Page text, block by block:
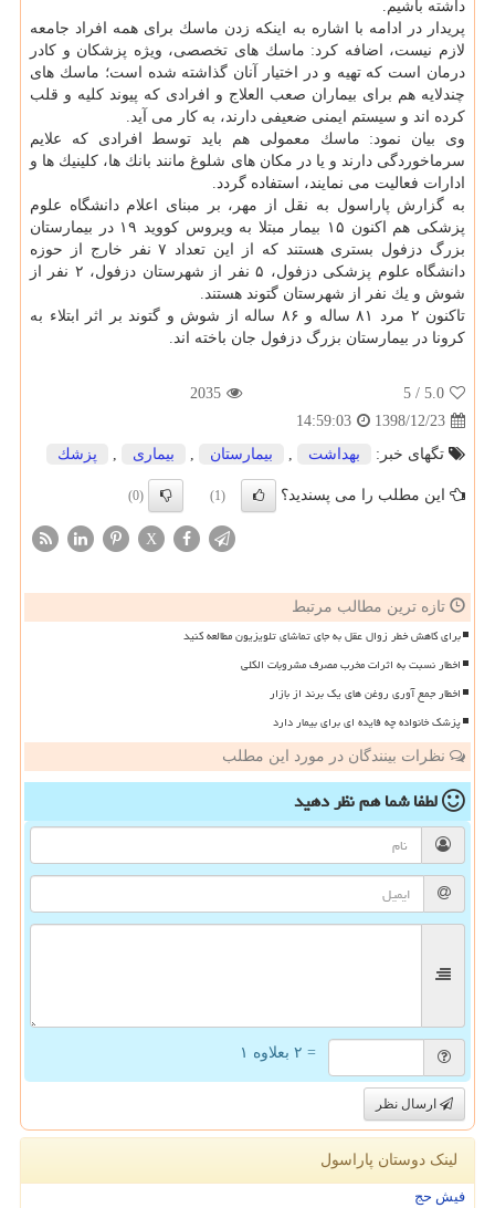
داشته باشیم.
پریدار در ادامه با اشاره به اینكه زدن ماسك برای همه افراد جامعه
لازم نیست، اضافه كرد: ماسك های تخصصی، ویژه پزشكان و كادر
درمان است كه تهیه و در اختیار آنان گذاشته شده است؛ ماسك های
چندلایه هم برای بیماران صعب العلاج و افرادی كه پیوند كلیه و قلب
كرده اند و سیستم ایمنی ضعیفی دارند، به كار می آید.
وی بیان نمود: ماسك معمولی هم باید توسط افرادی كه علایم
سرماخوردگی دارند و یا در مكان های شلوغ مانند بانك ها، كلینیك ها و
ادارات فعالیت می نمایند، استفاده گردد.
به گزارش پاراسول به نقل از مهر، بر مبنای اعلام دانشگاه علوم
پزشكی هم اكنون ۱۵ بیمار مبتلا به ویروس كووید ۱۹ در بیمارستان
بزرگ دزفول بستری هستند كه از این تعداد ۷ نفر خارج از حوزه
دانشگاه علوم پزشكی دزفول، ۵ نفر از شهرستان دزفول، ۲ نفر از
شوش و یك نفر از شهرستان گتوند هستند.
تاكنون ۲ مرد ۸۱ ساله و ۸۶ ساله از شوش و گتوند بر اثر ابتلاء به
كرونا در بیمارستان بزرگ دزفول جان باخته اند.
5.0
/ 5
2035
1398/12/23
14:59:03
تگهای خبر:
بهداشت , بیمارستان , بیماری , پزشك
این مطلب را می پسندید؟ (1)
(0)
X
تازه ترین مطالب مرتبط
برای کاهش خطر زوال عقل به جای تماشای تلویزیون مطالعه کنید
اخطار نسبت به اثرات مخرب مصرف مشروبات الکلی
اخطار جمع آوری روغن های یک برند از بازار
پزشک خانواده چه فایده ای برای بیمار دارد
نظرات بینندگان در مورد این مطلب
لطفا شما همنظر دهید
= ۲ بعلاوه ۱
ارسال نظر
لینک دوستان پاراسول
فیش حج